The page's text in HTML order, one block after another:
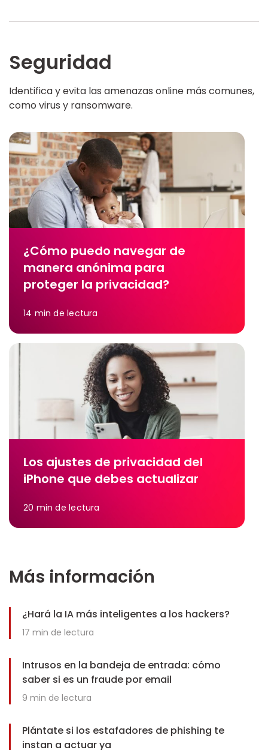
Seguridad
Identifica y evita las amenazas online más comunes,
como virus y ransomware.
¿Cómo puedo navegar de
manera anónima para
proteger la privacidad?
14 min de lectura
Los ajustes de privacidad del
iPhone que debes actualizar
20 min de lectura
Más información
¿Hará la IA más inteligentes a los hackers?
17 min de lectura
Intrusos en la bandeja de entrada: cómo
saber si es un fraude por email
9 min de lectura
Plántate si los estafadores de phishing te
instan a actuar ya